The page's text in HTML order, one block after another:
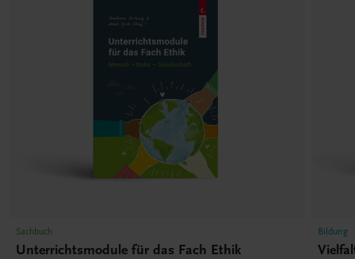
Sachbuch
Unterrichtsmodule für das Fach Ethik
Bildung